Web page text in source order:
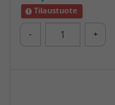
Tilaustuote
- +